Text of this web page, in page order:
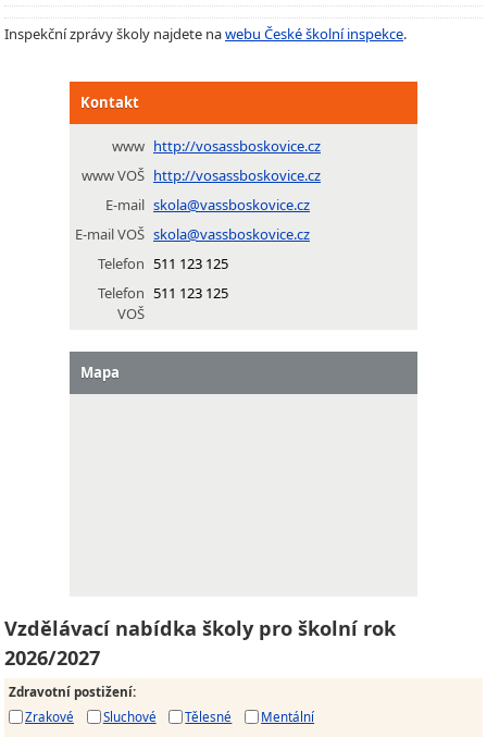
Inspekční zprávy školy najdete nawebu České školní inspekce.
Kontakt
www http://vosassboskovice.cz
www VOŠ http://vosassboskovice.cz
E-mail skola@vassboskovice.cz
E-mail VOŠ skola@vassboskovice.cz
Telefon 511 123 125
Telefon
VOŠ
511 123 125
Mapa
Vzdělávací nabídka školy pro školní rok
2026/2027
Zdravotní postižení:
Zrakové
Sluchové Tělesné
Mentální